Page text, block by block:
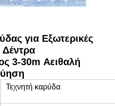
για Εξωτερικές
3-30m Αειθαλή
Τεχνητή καρύδα